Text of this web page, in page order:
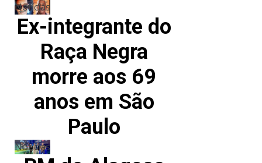
Notícias
Ex-integrante do
Raça Negra
morre aos 69
anos em São
Paulo
Notícias